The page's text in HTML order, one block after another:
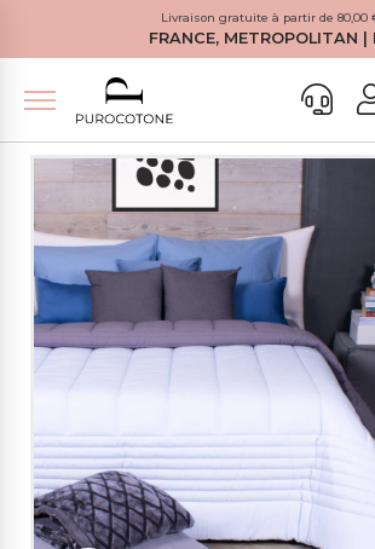
Livraison gratuite à partir de 80,00
FRANCE, METROPOLITAN |